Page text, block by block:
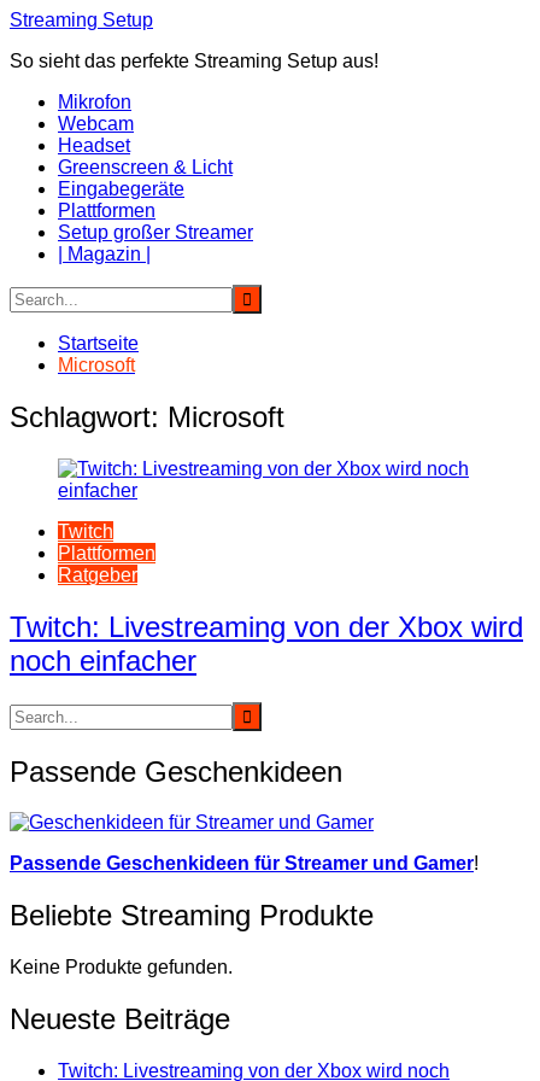
Zum
springen
Streaming Setup
So sieht das perfekte Streaming Setup aus!
Mikrofon
Webcam
Headset
Greenscreen & Licht
Eingabegeräte
Plattformen
Setup großer Streamer
| Magazin |
Startseite
Microsoft
Schlagwort: Microsoft
Twitch
Plattformen
Ratgeber
Twitch: Livestreaming von der Xbox wird
noch einfacher
Passende Geschenkideen
Passende Geschenkideen für Streamer und Gamer!
Beliebte Streaming Produkte
Keine Produkte gefunden.
Neueste Beiträge
Twitch: Livestreaming von der Xbox wird noch